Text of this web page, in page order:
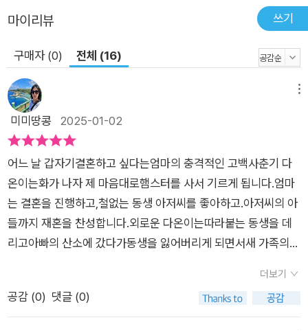
마이리뷰 쓰기
구매자 (0) 전체 (16)
미미땅콩 2025-01-02
어느 날 갑자기결혼하고 싶다는엄마의 충격적인 고백사춘기 다
온이는화가 나자 제 마음대로햄스터를 사서 기르게 됩니다.엄마
는 결혼을 진행하고,철없는 동생 아저씨를 좋아하고.아저씨의 아
들까지 재혼을 찬성합니다.외로운 다온이는따라붙는 동생을 데
리고아빠의 산소에 갔다가동생을 잃어버리게 되면서새 가족의
심리가섬세하게 드러나 있어서어른들도 함께 읽어 보면 좋을듯
합니다.사춘기 소녀의 성장과정이 담긴엄마의 결혼식이었습니
더보기
공감 (0) 댓글 (0)